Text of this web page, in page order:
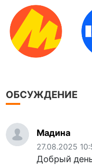
ОБСУЖДЕНИЕ
Мадина
27.08.2025
Добрый